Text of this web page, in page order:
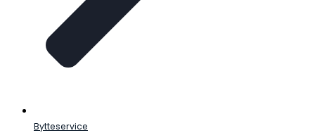
Bytteservice